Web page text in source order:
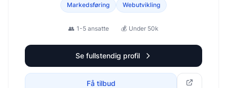
Markedsføring Webutvikling
👥 1-5 ansatte 💰 Under 50k
Se fullstendig profil
Få tilbud